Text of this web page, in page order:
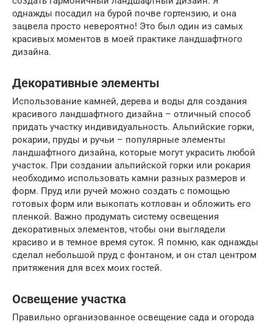
однажды посадил на бурой почве гортензию, и она
зацвела просто невероятно! Это был один из самых
красивых моментов в моей практике ландшафтного
дизайна.
Декоративные элементы
Использование камней, дерева и воды для создания
красивого ландшафтного дизайна – отличный способ
придать участку индивидуальность. Альпийские горки,
рокарии, пруды и ручьи – популярные элементы
ландшафтного дизайна, которые могут украсить любой
участок. При создании альпийской горки или рокария
необходимо использовать камни разных размеров и
форм. Пруд или ручей можно создать с помощью
готовых форм или выкопать котлован и обложить его
пленкой. Важно продумать систему освещения
декоративных элементов, чтобы они выглядели
красиво и в темное время суток. Я помню, как однажды
сделал небольшой пруд с фонтаном, и он стал центром
притяжения для всех моих гостей.
Освещение участка
Правильно организованное освещение сада и огорода